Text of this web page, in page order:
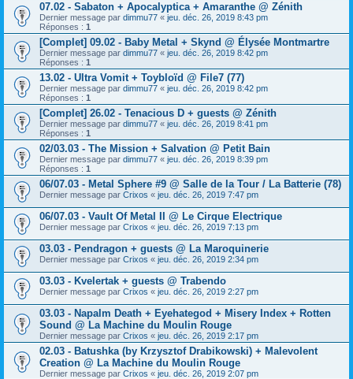
07.02 - Sabaton + Apocalyptica + Amaranthe @ Zénith
Dernier message par dimmu77 « jeu. déc. 26, 2019 8:43 pm
Réponses : 1
[Complet] 09.02 - Baby Metal + Skynd @ Élysée Montmartre
Dernier message par dimmu77 « jeu. déc. 26, 2019 8:42 pm
Réponses : 1
13.02 - Ultra Vomit + Toybloïd @ File7 (77)
Dernier message par dimmu77 « jeu. déc. 26, 2019 8:42 pm
Réponses : 1
[Complet] 26.02 - Tenacious D + guests @ Zénith
Dernier message par dimmu77 « jeu. déc. 26, 2019 8:41 pm
Réponses : 1
02/03.03 - The Mission + Salvation @ Petit Bain
Dernier message par dimmu77 « jeu. déc. 26, 2019 8:39 pm
Réponses : 1
06/07.03 - Metal Sphere #9 @ Salle de la Tour / La Batterie (78)
Dernier message par Crixos « jeu. déc. 26, 2019 7:47 pm
06/07.03 - Vault Of Metal II @ Le Cirque Electrique
Dernier message par Crixos « jeu. déc. 26, 2019 7:13 pm
03.03 - Pendragon + guests @ La Maroquinerie
Dernier message par Crixos « jeu. déc. 26, 2019 2:34 pm
03.03 - Kvelertak + guests @ Trabendo
Dernier message par Crixos « jeu. déc. 26, 2019 2:27 pm
03.03 - Napalm Death + Eyehategod + Misery Index + Rotten
Sound @ La Machine du Moulin Rouge
Dernier message par Crixos « jeu. déc. 26, 2019 2:17 pm
02.03 - Batushka (by Krzysztof Drabikowski) + Malevolent
Creation @ La Machine du Moulin Rouge
Dernier message par Crixos « jeu. déc. 26, 2019 2:07 pm